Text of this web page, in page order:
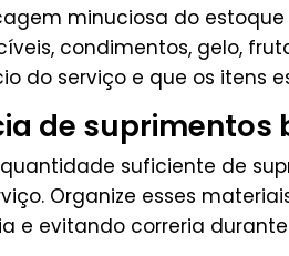
minuciosa do
condimentos, gelo,
do serviço e que os itens
de
suficiente de
Organize esses
e evitando correria